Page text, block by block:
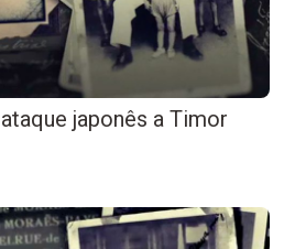
japonês a Timor